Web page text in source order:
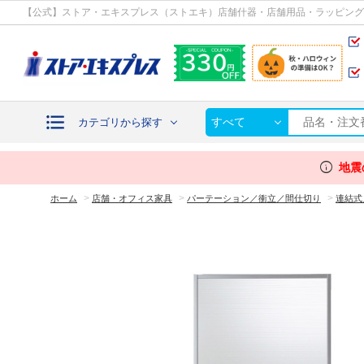
【公式】ストア・エキスプレス（ストエキ）店舗什器・店舗用品・ラッピン
カテゴリから探す すべて
info 地
ホーム > 店舗・オフィス家具 > パーテーション／衝立／間仕切り > 連結